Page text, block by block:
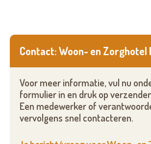
Contact: Woon- en Zorghotel
Voor meer informatie, vul nu
formulier in en druk op
Een medewerker of
vervolgens snel contacteren.